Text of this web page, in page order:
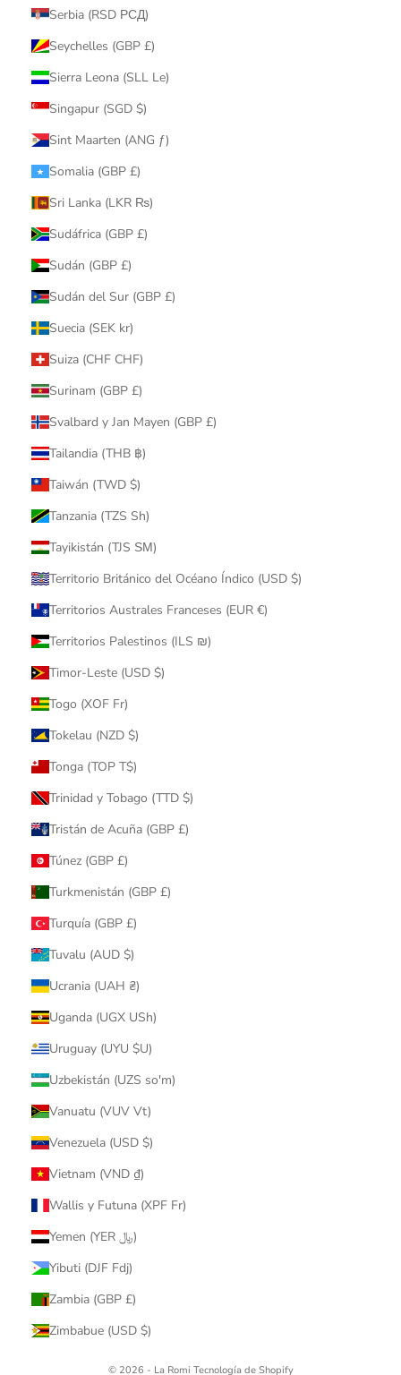
Serbia (RSD РСД)
Seychelles (GBP £)
Sierra Leona (SLL Le)
Singapur (SGD $)
Sint Maarten (ANG ƒ)
Somalia (GBP £)
Sri Lanka (LKR ₨)
Sudáfrica (GBP £)
Sudán (GBP £)
Sudán del Sur (GBP £)
Suecia (SEK kr)
Suiza (CHF CHF)
Surinam (GBP £)
Svalbard y Jan Mayen (GBP £)
Tailandia (THB ฿)
Taiwán (TWD $)
Tanzania (TZS Sh)
Tayikistán (TJS ЅМ)
Territorio Británico del Océano Índico (USD $)
Territorios Australes Franceses (EUR €)
Territorios Palestinos (ILS ₪)
Timor-Leste (USD $)
Togo (XOF Fr)
Tokelau (NZD $)
Tonga (TOP T$)
Trinidad y Tobago (TTD $)
Tristán de Acuña (GBP £)
Túnez (GBP £)
Turkmenistán (GBP £)
Turquía (GBP £)
Tuvalu (AUD $)
Ucrania (UAH ₴)
Uganda (UGX USh)
Uruguay (UYU $U)
Uzbekistán (UZS so'm)
Vanuatu (VUV Vt)
Venezuela (USD $)
Vietnam (VND ₫)
Wallis y Futuna (XPF Fr)
Yemen (YER ﷼)
Yibuti (DJF Fdj)
Zambia (GBP £)
Zimbabue (USD $)
© 2026 - La Romi Tecnología de Shopify